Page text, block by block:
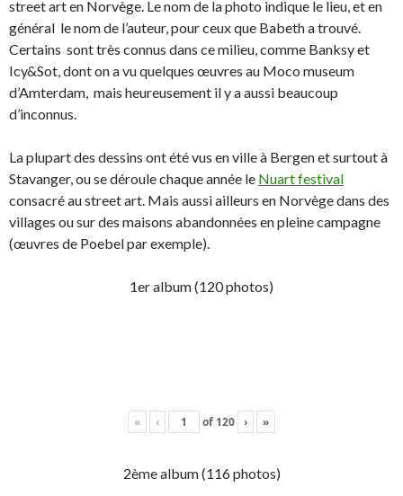
street art en Norvège. Le nom de la photo indique le lieu, et en
général le nom de l’auteur, pour ceux que Babeth a trouvé.
Certains sont très connus dans ce milieu, comme Banksy et
Icy&Sot, dont on a vu quelques œuvres au Moco museum
d’Amterdam, mais heureusement il y a aussi beaucoup
d’inconnus.
La plupart des dessins ont été vus en ville à Bergen et surtout à
Stavanger, ou se déroule chaque année le Nuart festival
consacré au street art. Mais aussi ailleurs en Norvège dans des
villages ou sur des maisons abandonnées en pleine campagne
(œuvres de Poebel par exemple).
1er album (120 photos)
« ‹ of 120 › »
2ème album (116 photos)